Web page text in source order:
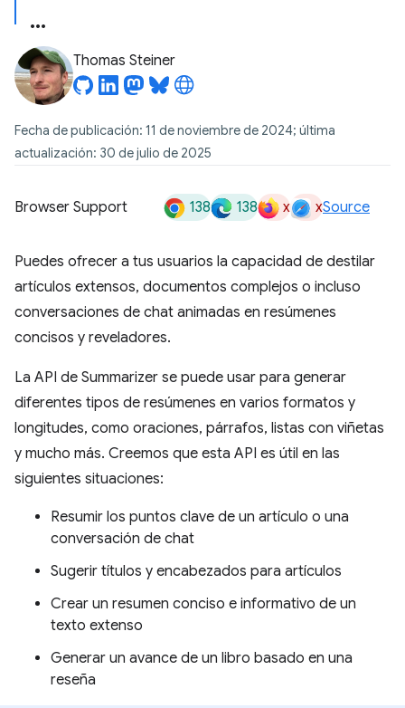
Thomas Steiner
Fecha de publicación: 11 de noviembre de 2024; última
actualización: 30 de julio de 2025
Browser Support 138 138 x xSource
Puedes ofrecer a tus usuarios la capacidad de destilar
artículos extensos, documentos complejos o incluso
conversaciones de chat animadas en resúmenes
concisos y reveladores.
La API de Summarizer se puede usar para generar
diferentes tipos de resúmenes en varios formatos y
longitudes, como oraciones, párrafos, listas con viñetas
y mucho más. Creemos que esta API es útil en las
siguientes situaciones:
Resumir los puntos clave de un artículo o una
conversación de chat
Sugerir títulos y encabezados para artículos
Crear un resumen conciso e informativo de un
texto extenso
Generar un avance de un libro basado en una
reseña